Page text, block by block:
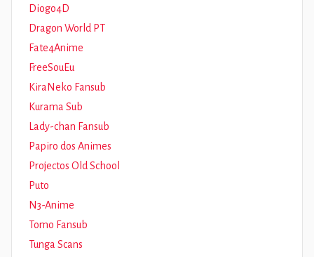
Diogo4D
Dragon World PT
Fate4Anime
FreeSouEu
KiraNeko Fansub
Kurama Sub
Lady-chan Fansub
Papiro dos Animes
Projectos Old School
Puto
N3-Anime
Tomo Fansub
Tunga Scans